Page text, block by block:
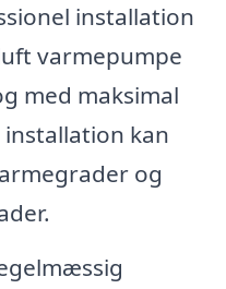
installation
varmepumpe
med maksimal
kan
og